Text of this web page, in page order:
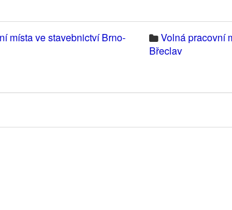
místa ve stavebnictví Brno-
Volná pracovní
Břeclav